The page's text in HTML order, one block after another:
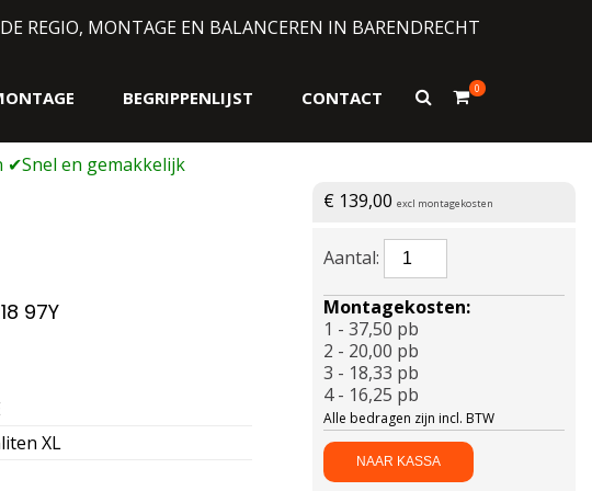
REGIO, MONTAGE EN BALANCEREN IN BARENDRECHT
BEGRIPPENLIJST CONTACT
Toon
0
97Y
€ 139,00 excl montagekosten
XL
BRIDGESTONE-
TURANZA
6
Enliten
XL
245/40
R18
97Y
aantal
NAAR KASSA
Montagekosten:
1 - 37,50 pb
2 - 20,00 pb
3 - 18,33 pb
4 - 16,25 pb
Alle bedragen zijn incl. BTW